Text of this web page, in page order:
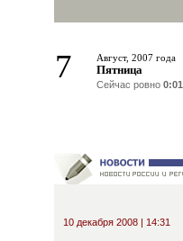
7 Август, 2007 года
Пятница
Сейчас ровно 0:01
10 декабря 2008 | 14:31